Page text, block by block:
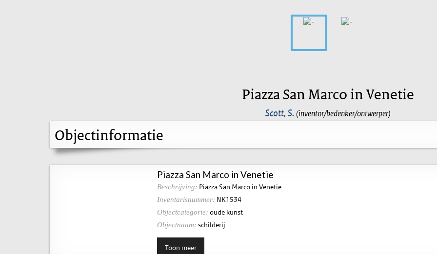
Piazza San Marco in Venetie
Scott, S. (inventor/bedenker/ontwerper)
Objectinformatie
Piazza San Marco in Venetie
Beschrijving: Piazza San Marco in Venetie
Inventarisnummer: NK1534
Objectcategorie: oude kunst
Objectnaam: schilderij
Toon meer